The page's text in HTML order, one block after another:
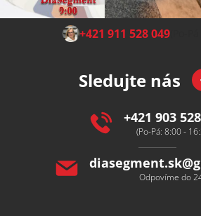
Z +421 911 528 049(Po-Pá
Sledujte nás
+421 903
(Po-Pá: 8:00 -
diasegment.sk@
Odpovíme do